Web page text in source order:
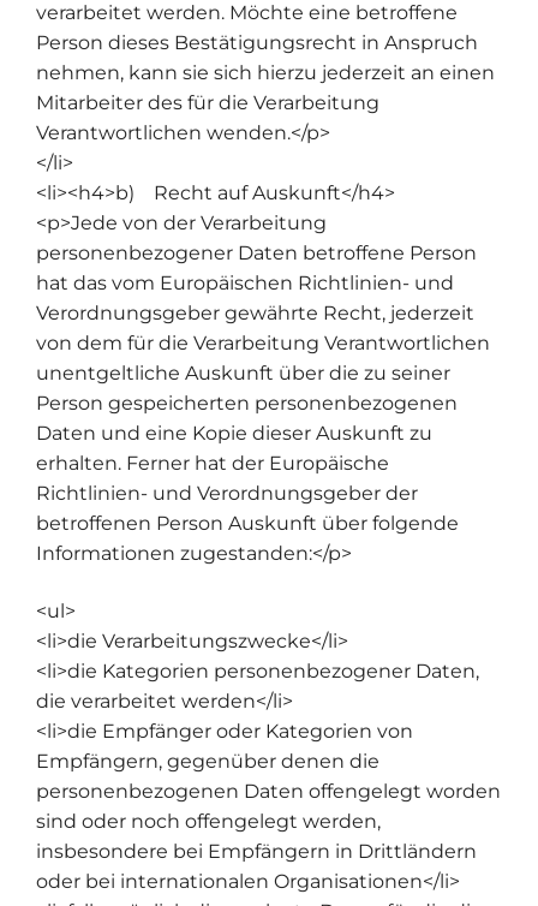
verarbeitet werden. Möchte eine betroffene
Person dieses Bestätigungsrecht in Anspruch
nehmen, kann sie sich hierzu jederzeit an einen
Mitarbeiter des für die Verarbeitung
Verantwortlichen wenden.</p>
</li>
<li><h4>b) Recht auf Auskunft</h4>
<p>Jede von der Verarbeitung
personenbezogener Daten betroffene Person
hat das vom Europäischen Richtlinien- und
Verordnungsgeber gewährte Recht, jederzeit
von dem für die Verarbeitung Verantwortlichen
unentgeltliche Auskunft über die zu seiner
Person gespeicherten personenbezogenen
Daten und eine Kopie dieser Auskunft zu
erhalten. Ferner hat der Europäische
Richtlinien- und Verordnungsgeber der
betroffenen Person Auskunft über folgende
Informationen zugestanden:</p>
<ul>
<li>die Verarbeitungszwecke</li>
<li>die Kategorien personenbezogener Daten,
die verarbeitet werden</li>
<li>die Empfänger oder Kategorien von
Empfängern, gegenüber denen die
personenbezogenen Daten offengelegt worden
sind oder noch offengelegt werden,
insbesondere bei Empfängern in Drittländern
oder bei internationalen Organisationen</li>